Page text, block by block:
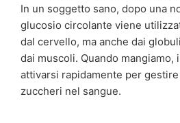
In un soggetto sano, dopo una
glucosio circolante viene
dal cervello, ma anche dai
dai muscoli. Quando mangiamo,
attivarsi rapidamente per gestire
zuccheri nel sangue.